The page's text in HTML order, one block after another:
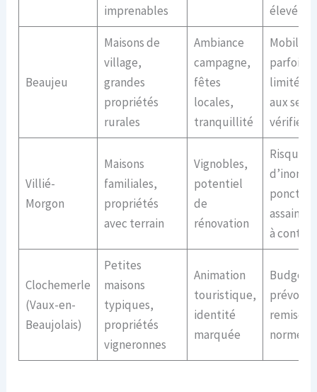
imprenables
élevé
Beaujeu
Maisons de
village,
grandes
propriétés
rurales
Ambiance
campagne,
fêtes
locales,
tranquillité
Mobilité
parfois
limitée,
aux
vérifier
Villié-
Morgon
Maisons
familiales,
propriétés
avec terrain
Vignobles,
potentiel
de
rénovation
Risques
à
Clochemerle
(Vaux-en-
Beaujolais)
Petites
maisons
typiques,
propriétés
vigneronnes
Animation
touristique,
identité
marquée
Budget à
prévoir
remise
normes